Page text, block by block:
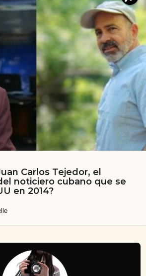
Carlos Tejedor, el
noticiero cubano que se
en 2014?